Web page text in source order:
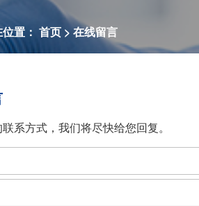
置： 首页 >在线留言
系方式，我们将尽快给您回复。